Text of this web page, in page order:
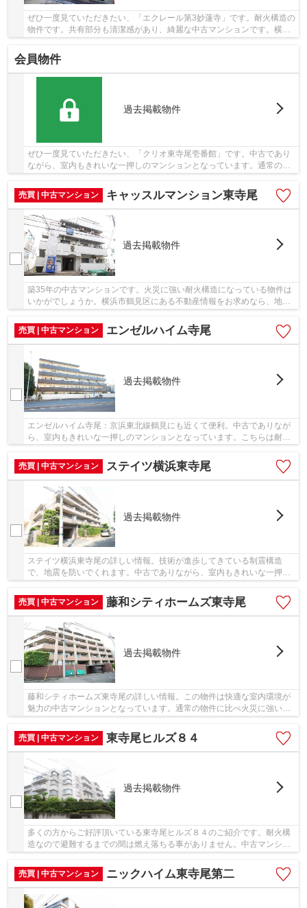
ぜひ一度見ていただきたい、「エクレール第3妙蓮寺」です。耐火構造の
物件です。共有部分も清潔感があり、綺麗な中古マンションです。横浜
会員物件
過去掲載物件
ぜひ一度見ていただきたい、「クリオ東寺尾壱番館」です。中古であり
ながら、室内もきれいな一押しのマンションとなっています。通常の物
件に比べ火災に強い耐火構造を採用しています...
売買 | 中古マンション
キャッスルマンション東寺尾
過去掲載物件
築35年の中古マンションです。火災に強い耐火構造になっている物件は
いかがでしょうか。横浜市鶴見区にある不動産情報をお求めなら、地域
密着型のアセットエステートにお任せ下さい。...
売買 | 中古マンション
エンゼルハイム寺尾
過去掲載物件
エンゼルハイム寺尾：京浜東北線鶴見にも近くて便利。中古でありなが
ら、室内もきれいな一押しのマンションとなっています。こちらは耐火
売買 | 中古マンション
ステイツ横浜東寺尾
過去掲載物件
ステイツ横浜東寺尾の詳しい情報。技術が進歩してきている制震構造
で、地震を防いでくれます。中古でありながら、室内もきれいな一押し
売買 | 中古マンション
藤和シティホームズ東寺尾
過去掲載物件
藤和シティホームズ東寺尾の詳しい情報。この物件は快適な室内環境が
魅力の中古マンションとなっています。通常の物件に比べ火災に強い耐
売買 | 中古マンション
東寺尾ヒルズ８４
過去掲載物件
多くの方からご好評頂いている東寺尾ヒルズ８４のご紹介です。耐火構
造なので避難するまでの間は燃え落ちる事がありません。中古マンショ
売買 | 中古マンション
ニックハイム東寺尾第二